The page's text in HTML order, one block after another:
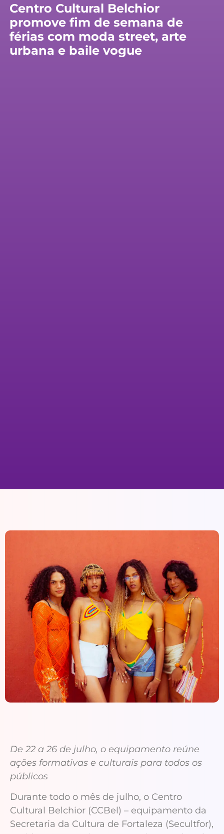
Centro Cultural Belchior
promove fim de semana de
férias com moda street, arte
urbana e baile vogue
De 22 a 26 de julho, o equipamento reúne
ações formativas e culturais para todos os
públicos
Durante todo o mês de julho, o Centro
Cultural Belchior (CCBel) – equipamento da
Secretaria da Cultura de Fortaleza (Secultfor),